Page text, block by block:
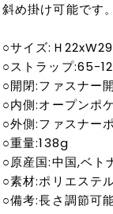
斜め掛け可能です。
○サイズ:Ｈ
○ストラップ:65-
○開閉:ファスナー
○内側:オープンポ
○外側:ファスナー
○重量:138g
○原産国:中国,ベト
○素材:ポリエステ
○備考:長さ調節可